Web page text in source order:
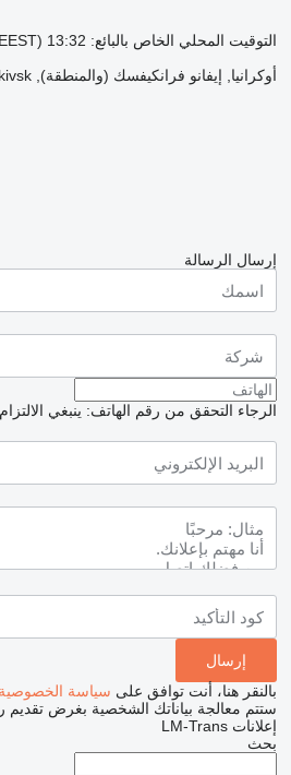
التوقيت المحلي الخاص بالبائع: 13:32 (EEST)
أوكرانيا, إيفانو فرانكيفسك (والمنطقة), m.Ivano Frankivsk
إرسال الرسالة
الرجاء التحقق من رقم الهاتف: ينبغي
بالنقر هنا، أنت توافق على سياسة الخصوصية
ستتم معالجة بياناتك الشخصية بغرض تقديم
إعلانات LM-Trans
بحث